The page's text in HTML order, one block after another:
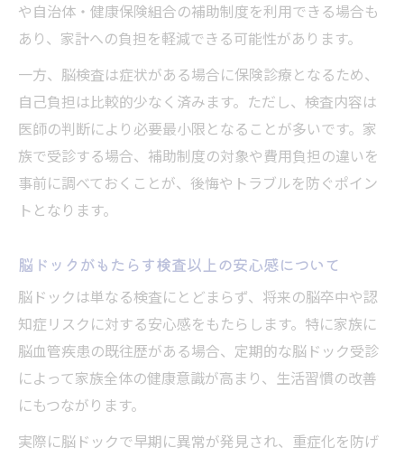
や自治体・健康保険組合の補助制度を利用できる場合も
あり、家計への負担を軽減できる可能性があります。
一方、脳検査は症状がある場合に保険診療となるため、
自己負担は比較的少なく済みます。ただし、検査内容は
医師の判断により必要最小限となることが多いです。家
族で受診する場合、補助制度の対象や費用負担の違いを
事前に調べておくことが、後悔やトラブルを防ぐポイン
トとなります。
脳ドックがもたらす検査以上の安心感について
脳ドックは単なる検査にとどまらず、将来の脳卒中や認
知症リスクに対する安心感をもたらします。特に家族に
脳血管疾患の既往歴がある場合、定期的な脳ドック受診
によって家族全体の健康意識が高まり、生活習慣の改善
にもつながります。
実際に脳ドックで早期に異常が発見され、重症化を防げ